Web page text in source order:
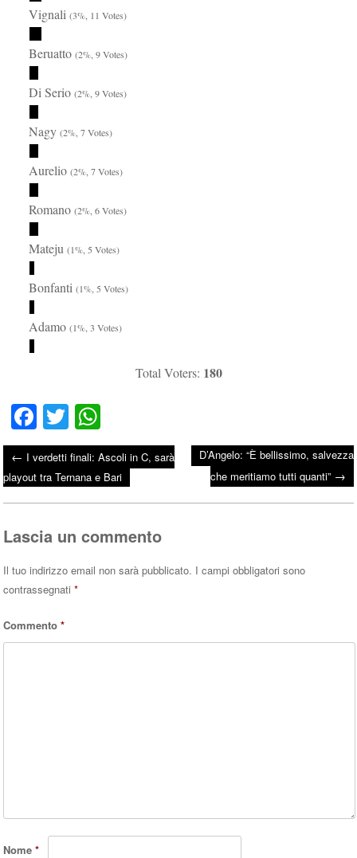
Vignali(3%, 11 Votes)
Beruatto(2%, 9 Votes)
Di Serio(2%, 9 Votes)
Nagy(2%, 7 Votes)
Aurelio(2%, 7 Votes)
Romano(2%, 6 Votes)
Mateju(1%, 5 Votes)
Bonfanti(1%, 5 Votes)
Adamo(1%, 3 Votes)
Total Voters: 180
Fa
ce
bo
ok
T
wi
tte
r
ha
ts
A
Post navigation
← I verdetti finali: Ascoli in C, sarà
playout tra Ternana e Bari
D’Angelo: “È bellissimo, salvezza
che meritiamo tutti quanti” →
Lascia un commento
Il tuo indirizzo email non sarà pubblicato. I campi obbligatori sono
contrassegnati*
Commento*
Nome*